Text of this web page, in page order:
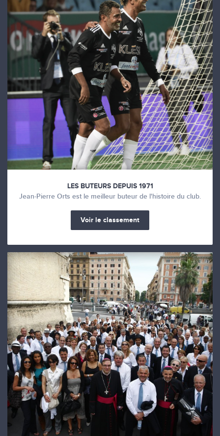
LES BUTEURS DEPUIS 1971
Jean-Pierre Orts est le meilleur buteur de l'histoire du club.
Voir le classement